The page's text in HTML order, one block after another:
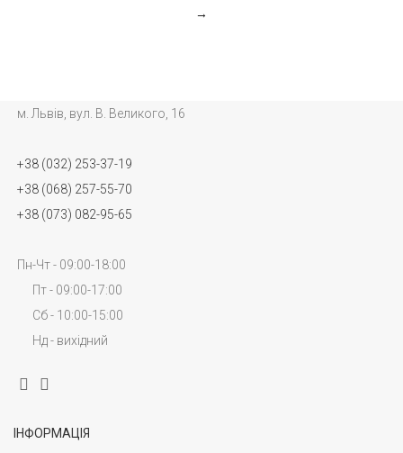
→
м. Львів, вул. В. Великого, 16
+38 (032) 253-37-19
+38 (068) 257-55-70
+38 (073) 082-95-65
Пн-Чт - 09:00-18:00
Пт - 09:00-17:00
Сб - 10:00-15:00
Нд - вихідний
ІНФОРМАЦІЯ